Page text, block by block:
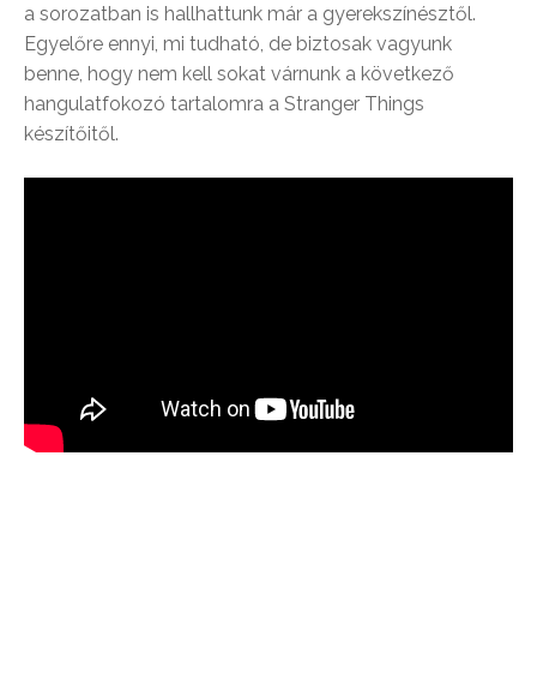
a sorozatban is hallhattunk már a gyerekszínésztől.
Egyelőre ennyi, mi tudható, de biztosak vagyunk
benne, hogy nem kell sokat várnunk a következő
hangulatfokozó tartalomra a Stranger Things
készítőitől.